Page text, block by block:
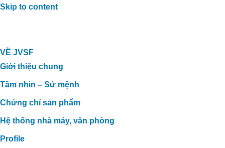
Skip to content
VỀ JVSF
Giới thiệu chung
Tầm nhìn – Sứ mệnh
Chứng chỉ sản phẩm
Hệ thống nhà máy, văn phòng
Profile